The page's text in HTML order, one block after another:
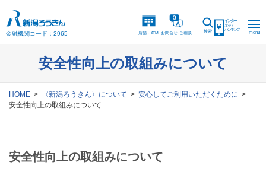
menu
インター
ネット
バンキング
検索
金融機関コード：2965 店舗・ATM お問合せ・ ご相談
安全性向上の取組みについて
HOME 〈新潟ろうきん〉について
安心してご利用いただくために
安全性向上の取組みについて
安全性向上の取組みについて